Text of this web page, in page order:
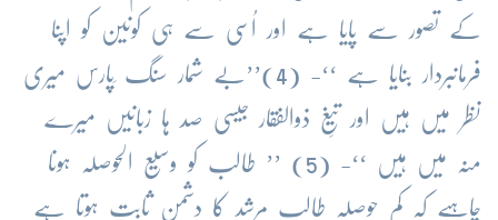
کے تصور سے پایا ہے اور اُسی سے ہی کونین کو اپنا
فرمانبردار بنایا ہے ‘‘- (4)’’بے شمار سنگ ِپارس میری
نظر میں ہیں اور تیغِ ذوالفقار جیسی صد ہا زبانیں میرے
منہ میں ہیں ‘‘- (5) ’’ طالب کو وسیع الحوصلہ ہونا
چاہیے کہ کم حوصلہ طالب مرشد کا دشمن ثابت ہوتا ہے